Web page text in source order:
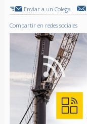
Enviar a un Colega
Compartir en redes sociales